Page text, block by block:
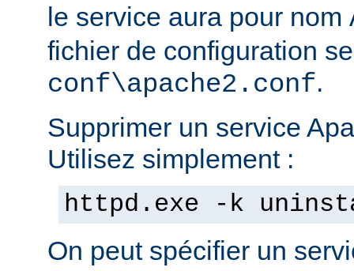
le service aura pour nom
fichier de configuration
conf\apache2.conf.
Supprimer un service
Utilisez simplement :
httpd.exe -k
On peut spécifier un